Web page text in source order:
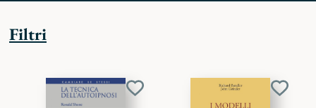
Filtri
Aggiungi